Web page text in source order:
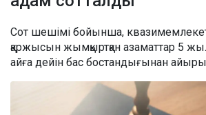
Сот шешімі бойынша,
қаржысын жымқыртқан азаматтар 5
айға дейін бас бостандығынан